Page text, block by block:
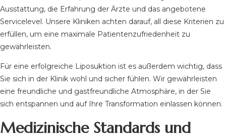
Ausstattung, die Erfahrung der Ärzte und das angebotene
Servicelevel. Unsere Kliniken achten darauf, all diese Kriterien zu
erfüllen, um eine maximale Patientenzufriedenheit zu
gewährleisten.
Für eine erfolgreiche Liposuktion ist es außerdem wichtig, dass
Sie sich in der Klinik wohl und sicher fühlen. Wir gewährleisten
eine freundliche und gastfreundliche Atmosphäre, in der Sie
sich entspannen und auf Ihre Transformation einlassen können.
Medizinische Standards und